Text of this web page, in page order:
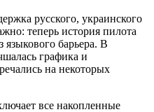
русского, украинского
теперь история пилота
языкового барьера. В
графика и
на некоторых
все накопленные